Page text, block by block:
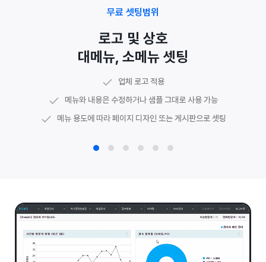
무료 셋팅범위
로고 및 상호
대메뉴, 소메뉴 셋팅
업체 로고 적용
메뉴와 내용은 수정하거나 샘플 그대로 사용 가능
메뉴 용도에 따라 페이지 디자인 또는 게시판으로 셋팅
메인 배너 이미지 수정 가능
메인 구성 이미지, 아이콘 등 수정 가능
메뉴로 이동하는 링크 및 공지사항 등 게시판 최신글 연동
관리자 페이지에서 하단 정보 직접 수정 가능
담당 디자이너가 웹수집에 최적화된 코딩 페이지로 셋팅
시설안내, 포트폴리오 등
갤러리 게시판
유튜브 경로를 활용한